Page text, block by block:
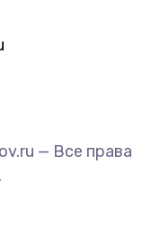
— Все права